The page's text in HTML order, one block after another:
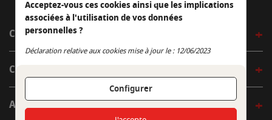
CÔTÉ OUTDOOR
CÔTÉ INDOOR
AUTOUR DE LA TABLE
Acceptez-vous ces cookies ainsi que les implications
associées à l'utilisation de vos données
personnelles ?
Déclaration relative aux cookies mise à jour le : 12/06/2023
Configurer
Continuer sans accepter